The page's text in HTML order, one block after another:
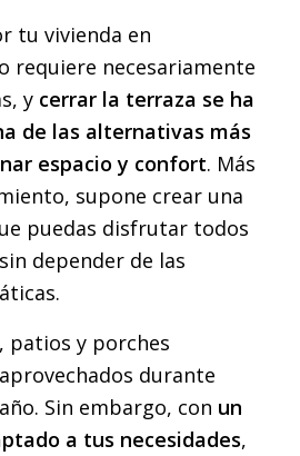
tu vivienda en
requiere necesariamente
y cerrar la terraza se ha
de las alternativas más
espacio y confort. Más
supone crear una
puedas disfrutar todos
depender de las
patios y porches
durante
Sin embargo, con un
a tus necesidades,